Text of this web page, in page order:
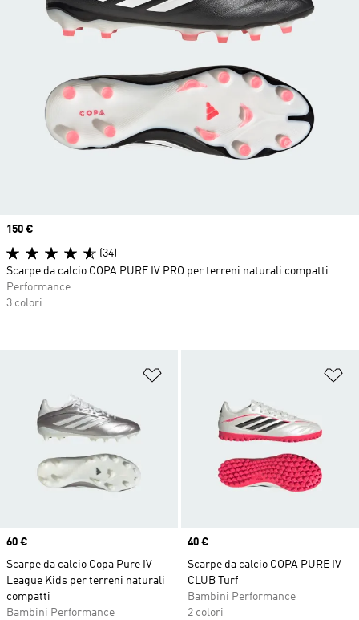
Aggiungi alla lista dei desideri
Price
60 €
Scarpe da calcio Copa Pure IV
League Kids per terreni naturali
compatti
Bambini Performance
Price
40 €
Scarpe da calcio COPA PURE IV
CLUB Turf
Bambini Performance
2 colori
Price
150 €
(34)
Scarpe da calcio COPA PURE IV PRO per terreni naturali compatti
Performance
3 colori